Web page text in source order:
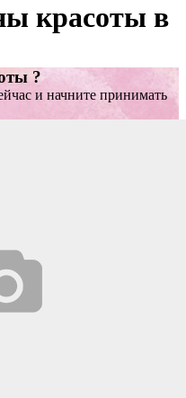
красоты в
?
и начните принимать